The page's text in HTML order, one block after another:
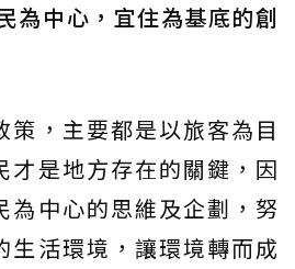
為中心，宜住為基底的創
策，主要都是以旅客為目
才是地方存在的關鍵，因
為中心的思維及企劃，努
生活環境，讓環境轉而成